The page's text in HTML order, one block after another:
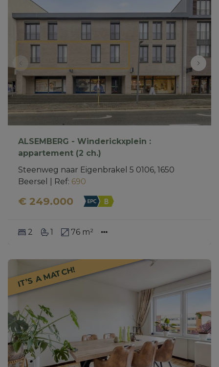
ALSEMBERG - Winderickxplein :
appartement (2 ch.)
Steenweg naar Eigenbrakel 5 0106, 1650
Beersel
Ref: 690
€ 249.000
2 1 76 m²
IT’S A MATCH!